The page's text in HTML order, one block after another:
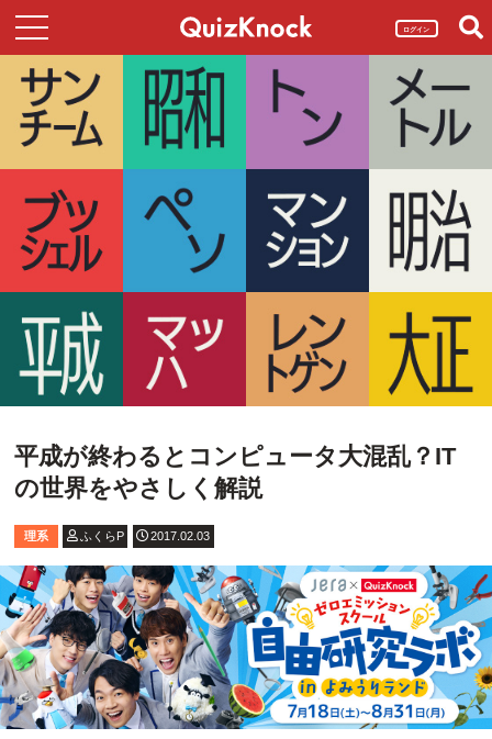
ログイン
平成が終わるとコンピュータ大混乱？IT
の世界をやさしく解説
理系 ふくらP 2017.02.03